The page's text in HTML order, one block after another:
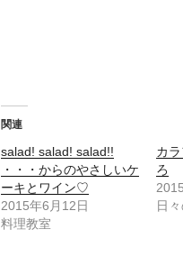
い
ド
ウ
で
開
き
ま
す
)
さ
い
(
新
し
い
関連
salad! salad! salad!!
・・・からのやさしいケ
ーキとワイン♡
2015年6月12日
料理教室
カ
ろ
日